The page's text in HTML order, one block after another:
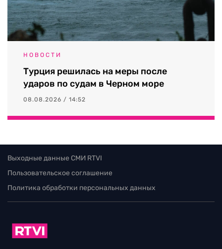
НОВОСТИ
Турция решилась на меры после
ударов по судам в Черном море
08.08.2026 / 14:52
Выходные данные СМИ RTVI
Пользовательское соглашение
Политика обработки персональных данных